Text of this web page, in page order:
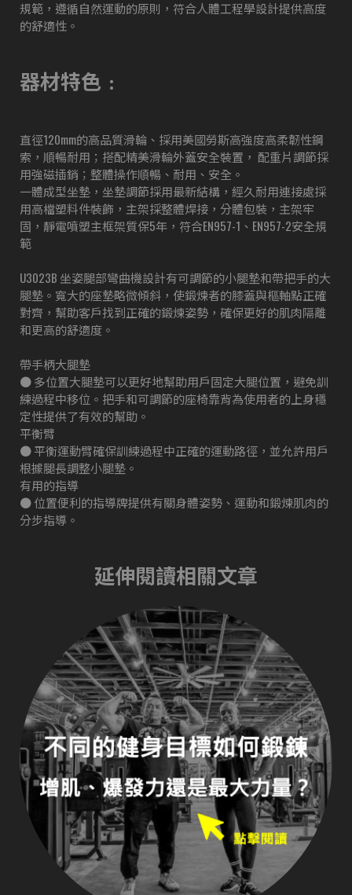
規範，遵循自然運動的原則，符合人體工程學設計提供高度
的舒適性。
器材特色﹕
直徑120mm的高品質滑輪、採用美國勞斯高強度高柔韌性鋼
索，順暢耐用；搭配精美滑輪外蓋安全裝置， 配重片調節採
用強磁插銷；整體操作順暢、耐用、安全。
一體成型坐墊，坐墊調節採用最新結構，經久耐用連接處採
用高檔塑料件裝飾，主架採整體焊接，分體包裝，主架牢
固，靜電噴塑主框架質保5年，符合EN957-1、EN957-2安全規
範
U3023B 坐姿腿部彎曲機設計有可調節的小腿墊和帶把手的大
腿墊。寬大的座墊略微傾斜，使鍛煉者的膝蓋與樞軸點正確
對齊，幫助客戶找到正確的鍛煉姿勢，確保更好的肌肉隔離
和更高的舒適度。
帶手柄大腿墊
● 多位置大腿墊可以更好地幫助用戶固定大腿位置，避免訓
練過程中移位。把手和可調節的座椅靠背為使用者的上身穩
定性提供了有效的幫助。
平衡臂
● 平衡運動臂確保訓練過程中正確的運動路徑，並允許用戶
根據腿長調整小腿墊。
有用的指導
● 位置便利的指導牌提供有關身體姿勢、運動和鍛煉肌肉的
分步指導。
延伸閱讀相關文章